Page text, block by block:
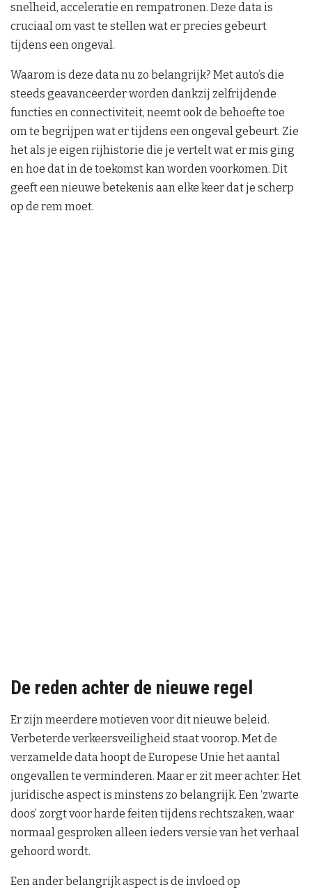
snelheid, acceleratie en rempatronen. Deze data is
cruciaal om vast te stellen wat er precies gebeurt
tijdens een ongeval.
Waarom is deze data nu zo belangrijk? Met auto’s die
steeds geavanceerder worden dankzij zelfrijdende
functies en connectiviteit, neemt ook de behoefte toe
om te begrijpen wat er tijdens een ongeval gebeurt. Zie
het als je eigen rijhistorie die je vertelt wat er mis ging
en hoe dat in de toekomst kan worden voorkomen. Dit
geeft een nieuwe betekenis aan elke keer dat je scherp
op de rem moet.
De reden achter de nieuwe regel
Er zijn meerdere motieven voor dit nieuwe beleid.
Verbeterde verkeersveiligheid staat voorop. Met de
verzamelde data hoopt de Europese Unie het aantal
ongevallen te verminderen. Maar er zit meer achter. Het
juridische aspect is minstens zo belangrijk. Een ‘zwarte
doos’ zorgt voor harde feiten tijdens rechtszaken, waar
normaal gesproken alleen ieders versie van het verhaal
gehoord wordt.
Een ander belangrijk aspect is de invloed op